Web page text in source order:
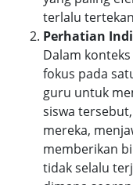
terlalu
Perhatian
Dalam
fokus pada
guru untuk
siswa
mereka,
memberikan
tidak selalu